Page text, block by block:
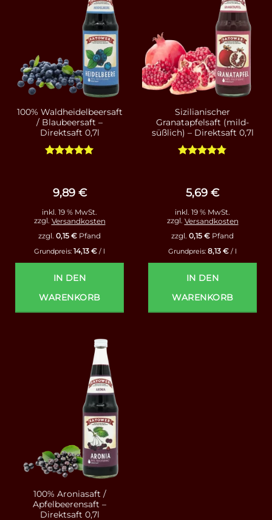
100% Waldheidelbeersaft
/ Blaubeersaft –
Direktsaft 0,7l
9,89 €
inkl. 19 % MwSt.
zzgl. Versandkosten
zzgl. 0,15 € Pfand
Grundpreis: 14,13 € / l
IN DEN
WARENKORB
Sizilianischer
Granatapfelsaft (mild-
süßlich) – Direktsaft 0,7l
5,69 €
inkl. 19 % MwSt.
zzgl. Versandkosten
zzgl. 0,15 € Pfand
Grundpreis: 8,13 € / l
IN DEN
WARENKORB
100% Aroniasaft /
Apfelbeerensaft –
Direktsaft 0,7l